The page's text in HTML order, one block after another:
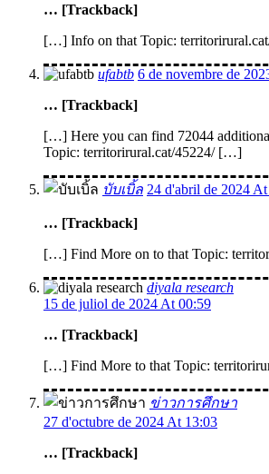
… [Trackback]
[…] Info on that Topic:
ufabtb 6 de novembre de
… [Trackback]
[…] Here you can find 72044
Topic: territorirural.cat/45224/ […]
บับเบิ้ล 24 d'abril de 2024
… [Trackback]
[…] Find More on to that Topic:
diyala research
15 de juliol de 2024 At 00:59
… [Trackback]
[…] Find More to that Topic:
ข่าวการศึกษา
27 d'octubre de 2024 At 13:03
… [Trackback]